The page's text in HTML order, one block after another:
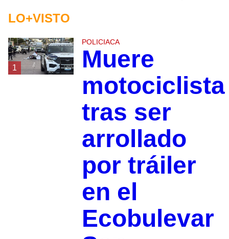
LO+VISTO
1
POLICIACA
Muere
motociclista
tras ser
arrollado
por tráiler
en el
Ecobulevar